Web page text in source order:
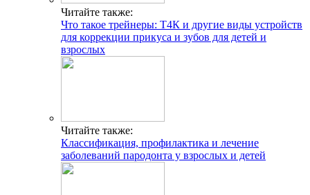
Читайте также:
Что такое трейнеры: Т4К и другие виды устройств
для коррекции прикуса и зубов для детей и
взрослых
Читайте также:
Классификация, профилактика и лечение
заболеваний пародонта у взрослых и детей